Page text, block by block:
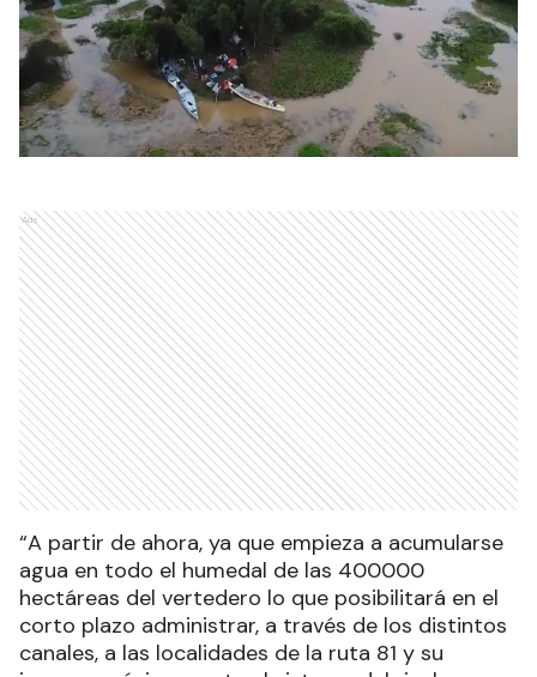
Ads
“A partir de ahora, ya que empieza a acumularse
agua en todo el humedal de las 400000
hectáreas del vertedero lo que posibilitará en el
corto plazo administrar, a través de los distintos
canales, a las localidades de la ruta 81 y su